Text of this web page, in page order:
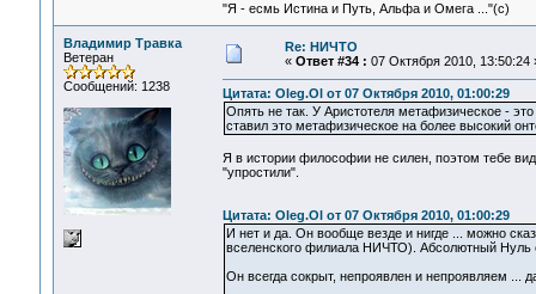
"Я - есмь Истина и Путь, Альфа и Омега ..."(с)
Владимир Травка
Ветеран
Сообщений: 1238
Re: НИЧТО
« Ответ #34 : 07 Октября 2010, 13:50:24
Цитата: Oleg.Ol от 07 Октября 2010, 01:00:29
Опять не так. У Аристотеля метафизическое -
ставил это метафизическое на более высокий
Я в истории философии не силен, поэтом тебе
"упростили".
Цитата: Oleg.Ol от 07 Октября 2010, 01:00:29
И нет и да. Он вообще везде и нигде ... можно
вселенского филиала НИЧТО). Абсолютный Нуль
Он всегда сокрыт, непроявлен и непроявляем